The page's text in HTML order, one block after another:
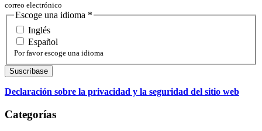
correo electrónico
Escoge una idioma *
Inglés
Español
Por favor escoge una idioma
Declaración sobre la privacidad y la seguridad del sitio web
Categorías